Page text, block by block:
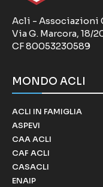
Acli - Associazioni
Via G. Marcora, 18/
CF 80053230589
MONDO ACLI
ACLI IN FAMIGLIA
ASPEVI
CAA ACLI
CAF ACLI
CASACLI
ENAIP